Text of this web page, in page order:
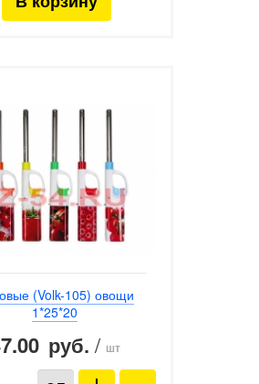
(Volk-105) овощи
1*25*20
руб. / шт